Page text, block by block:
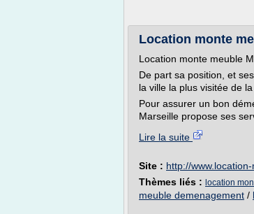
Location monte
Location monte meuble
De part sa position, et
la ville la plus visitée de
Pour assurer un bon
Marseille propose ses
Lire la suite
Site : http://
Thèmes liés : location
meuble demenagement /